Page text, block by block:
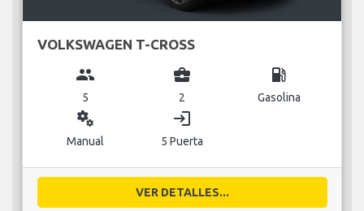
VOLKSWAGEN T-CROSS
group
5
business_center
2
local_gas_station
Gasolina
miscellaneous_services
Manual
login
5 Puerta
VER DETALLES...